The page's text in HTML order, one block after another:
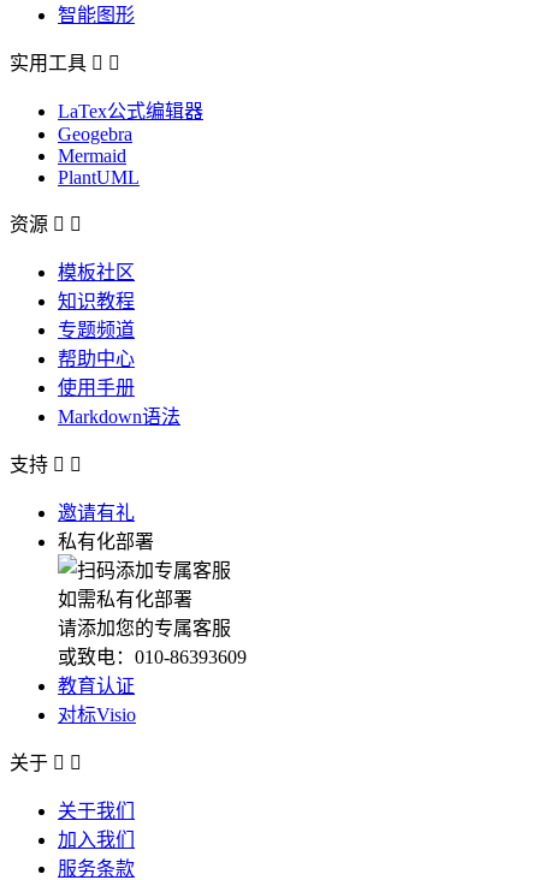
智能图形
实用工具  
LaTex公式编辑器
Geogebra
Mermaid
PlantUML
资源  
模板社区
知识教程
专题频道
帮助中心
使用手册
Markdown语法
支持  
邀请有礼
私有化部署
如需私有化部署
请添加您的专属客服
或致电：010-86393609
教育认证
对标Visio
关于  
关于我们
加入我们
服务条款